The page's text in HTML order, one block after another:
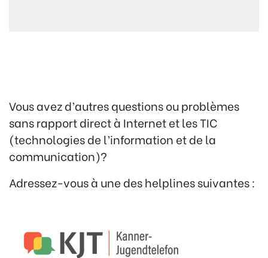
Vous avez d’autres questions ou problèmes
sans rapport direct à Internet et les TIC
(technologies de l’information et de la
communication)?
Adressez-vous à une des helplines suivantes :